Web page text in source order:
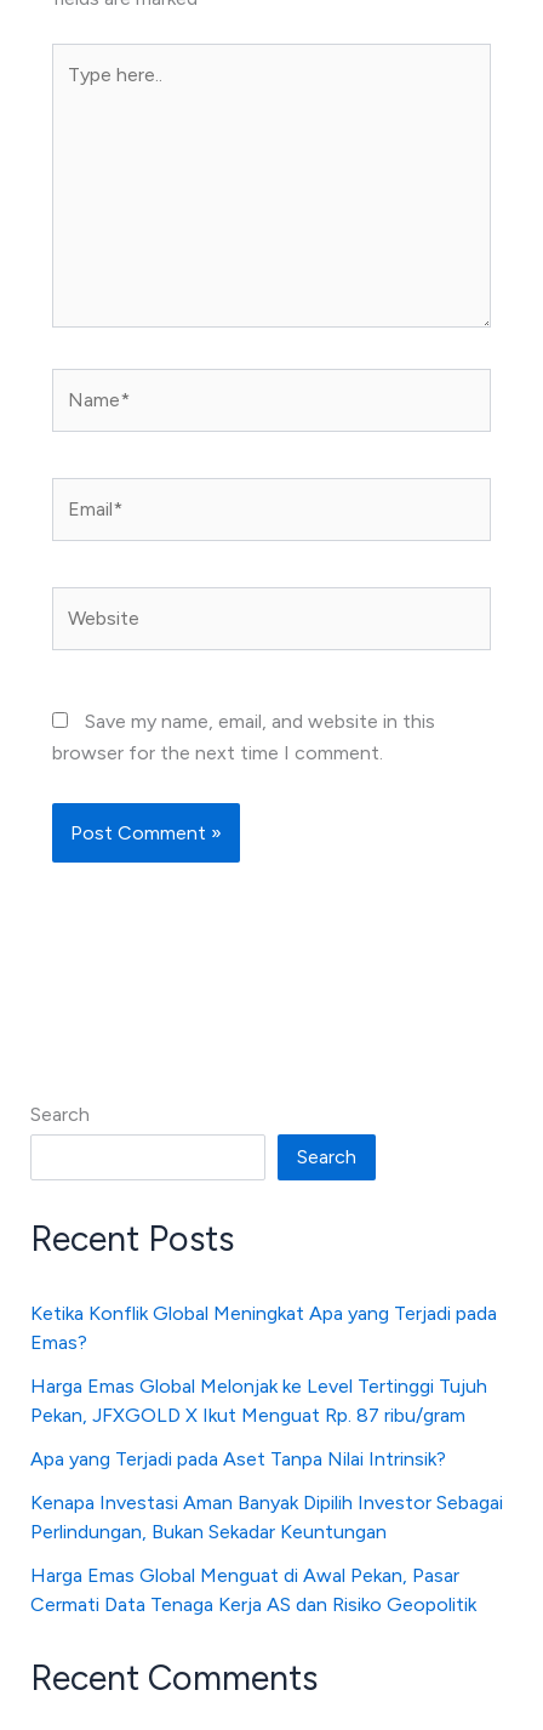
here..
Save my name, email, and website in this
browser for the next time I comment.
Search
Search
Recent Posts
Ketika Konflik Global Meningkat Apa yang Terjadi pada
Emas?
Harga Emas Global Melonjak ke Level Tertinggi Tujuh
Pekan, JFXGOLD X Ikut Menguat Rp. 87 ribu/gram
Apa yang Terjadi pada Aset Tanpa Nilai Intrinsik?
Kenapa Investasi Aman Banyak Dipilih Investor Sebagai
Perlindungan, Bukan Sekadar Keuntungan
Harga Emas Global Menguat di Awal Pekan, Pasar
Cermati Data Tenaga Kerja AS dan Risiko Geopolitik
Recent Comments